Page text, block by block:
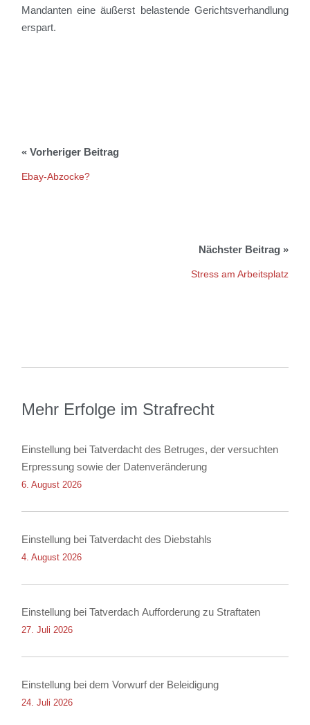
Mandanten eine äußerst belastende Gerichtsverhandlung
erspart.
Ebay-Abzocke?
Stress am Arbeitsplatz
Mehr Erfolge im Strafrecht
Einstellung bei Tatverdacht des Betruges, der versuchten
Erpressung sowie der Datenveränderung
6. August 2026
Einstellung bei Tatverdacht des Diebstahls
4. August 2026
Einstellung bei Tatverdach Aufforderung zu Straftaten
27. Juli 2026
Einstellung bei dem Vorwurf der Beleidigung
24. Juli 2026